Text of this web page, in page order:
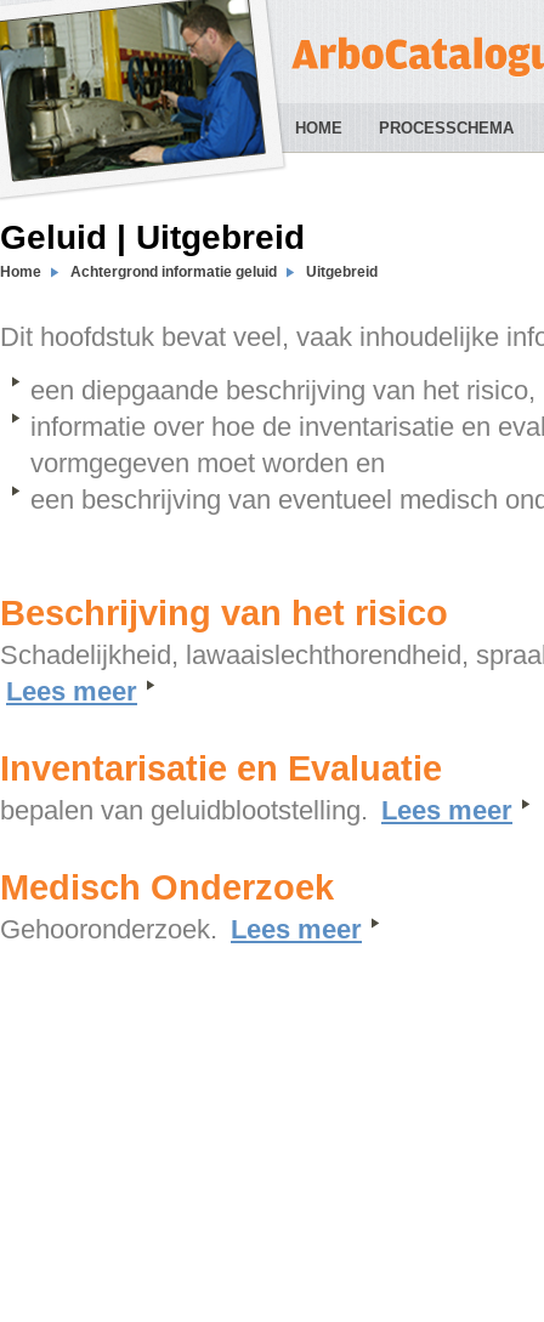
HOME PROCESSCHEMA
Geluid | Uitgebreid
Home Achtergrond informatie geluid Uitgebreid
Dit hoofdstuk bevat veel, vaak inhoudelijke
een diepgaande beschrijving van het risico,
informatie over hoe de inventarisatie en
vormgegeven moet worden en
een beschrijving van eventueel medisch
Beschrijving van het risico
Schadelijkheid, lawaaislechthorendheid,
Lees meer
Inventarisatie en Evaluatie
bepalen van geluidblootstelling. Lees meer
Medisch Onderzoek
Gehooronderzoek. Lees meer